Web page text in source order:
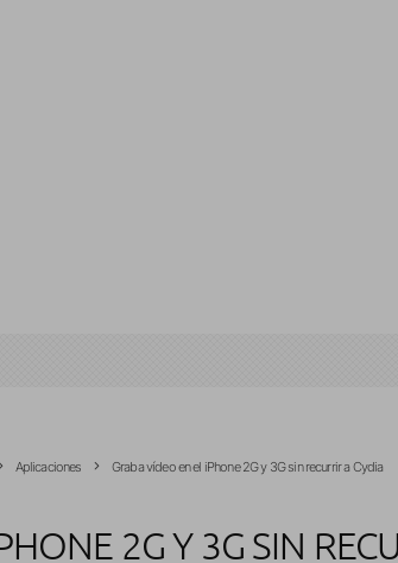
Aplicaciones Graba vídeo en el iPhone 2G y 3G sin recurrir a Cydia
2G Y 3G SIN